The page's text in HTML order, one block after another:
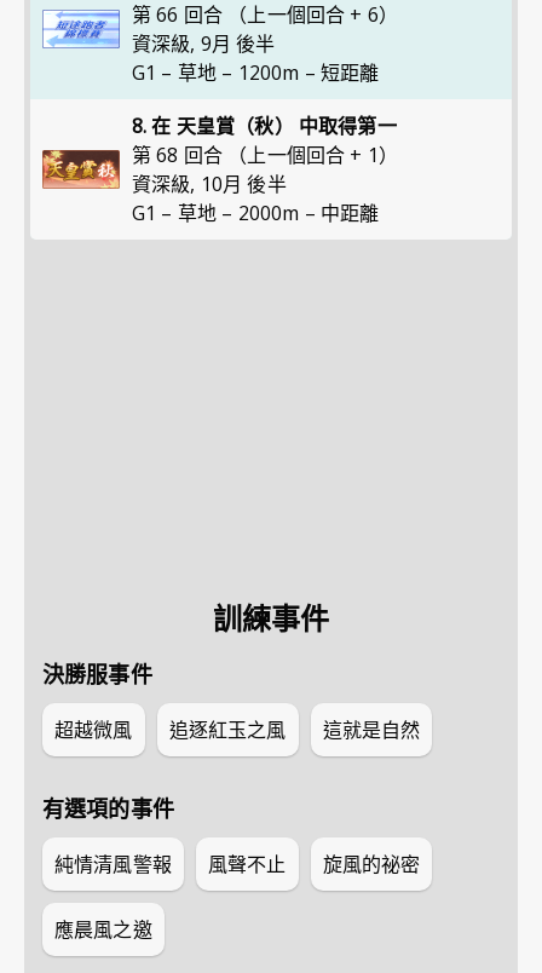
第 66 回合 （上一個回合 + 6）
資深級, 9月 後半
G1 – 草地 – 1200m – 短距離
8. 在 天皇賞（秋） 中取得第一
第 68 回合 （上一個回合 + 1）
資深級, 10月 後半
G1 – 草地 – 2000m – 中距離
訓練事件
決勝服事件
超越微風 追逐紅玉之風 這就是自然
有選項的事件
純情清風警報 風聲不止 旋風的祕密
應晨風之邀